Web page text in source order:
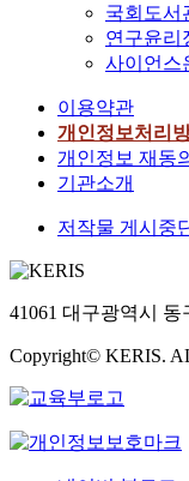
국회도서
연구윤리
사이언스
이용약관
개인정보처리
개인정보 재동
기관소개
저작물 게시중
41061 대구광역시 동
Copyright© KERIS.